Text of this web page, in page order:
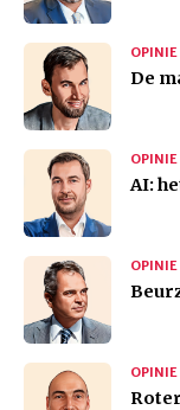
OPINIE
De
OPINIE
AI:
OPINIE
OPINIE